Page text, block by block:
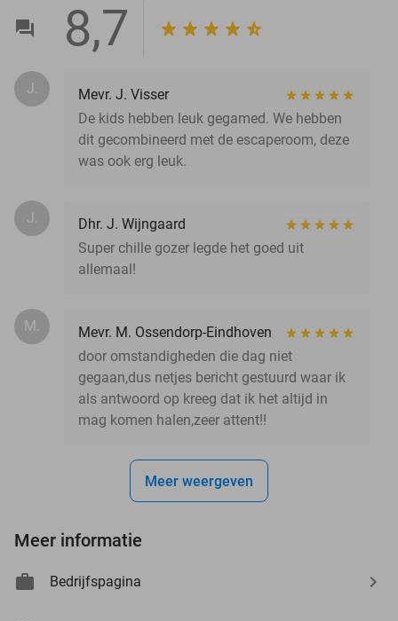
8,7
J.
Mevr. J. Visser
De kids hebben leuk gegamed. We hebben
dit gecombineerd met de escaperoom, deze
was ook erg leuk.
J.
Dhr. J. Wijngaard
Super chille gozer legde het goed uit
allemaal!
M.
Mevr. M. Ossendorp-Eindhoven
door omstandigheden die dag niet
gegaan,dus netjes bericht gestuurd waar ik
als antwoord op kreeg dat ik het altijd in
mag komen halen,zeer attent!!
Meer weergeven
Meer informatie
Bedrijfspagina